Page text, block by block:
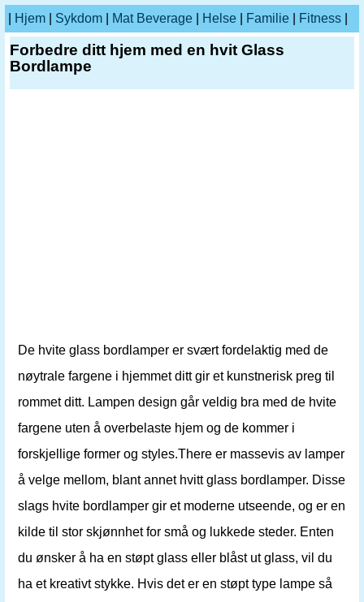
Hjem Sykdom Mat Beverage Helse Familie Fitness
Forbedre ditt hjem med en hvit Glass
Bordlampe
De hvite glass bordlamper er svært fordelaktig med de
nøytrale fargene i hjemmet ditt gir et kunstnerisk preg til
rommet ditt. Lampen design går veldig bra med de hvite
fargene uten å overbelaste hjem og de kommer i
forskjellige former og styles.There er massevis av lamper
å velge mellom, blant annet hvitt glass bordlamper. Disse
slags hvite bordlamper gir et moderne utseende, og er en
kilde til stor skjønnhet for små og lukkede steder. Enten
du ønsker å ha en støpt glass eller blåst ut glass, vil du
ha et kreativt stykke. Hvis det er en støpt type lampe så